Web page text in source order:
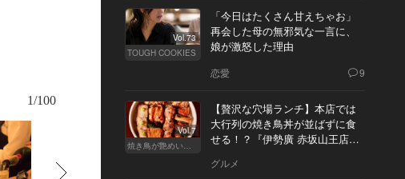
1/100
Vol.73
TOUGH COOKIES
「今日はたくさん甘えちゃお」
再会した母の無邪気な一言に、
娘が激怒した理由
恋愛 9
Vol.7
焼き鳥が艶めいてきた
【贅沢な穴場ランチ】本店では
大行列の焼き鳥丼が並ばずに食
せる！？『伊勢廣 赤坂山王店』
グルメ